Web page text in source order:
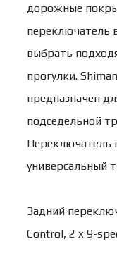
дорожные
переключатель
выбрать
прогулки.
предназначен
подседельной
Переключатель
универсальный
Задний
Control, 2 x 9-